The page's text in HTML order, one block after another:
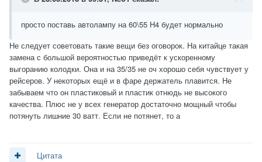
просто поставь автолампу на 60\55 H4 будет нормально
Не следует советовать такие вещи без оговорок. На китайце такая
замена с большой вероятностью приведёт к ускоренному
выгоранию колодки. Она и на 35/35 не оч хорошо себя чувствует у
рейсеров. У некоторых ещё и в фаре держатель плавится. Не
забываем что он пластиковый и пластик отнюдь не высокого
качества. Плюс не у всех генератор достаточно мощный чтобы
потянуть лишние 30 ватт. Если не потянет, то а
Цитата